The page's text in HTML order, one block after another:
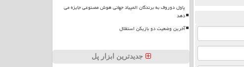
پاول دوروف به برندگان المپیاد جهانی هوش مصنوعی جایزه می
دهد
آخرین وضعیت دو بازیکن استقلال
جدیدترین ابزار پل